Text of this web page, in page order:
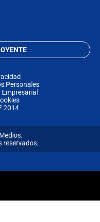
Personales
2014
reservados.